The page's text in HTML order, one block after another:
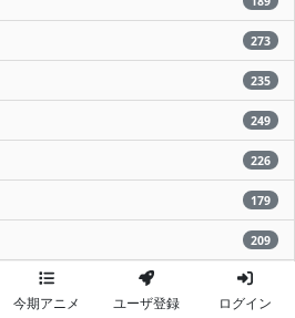
273
235
249
226
179
209
392
今期アニメ ユーザ登録 ログイン